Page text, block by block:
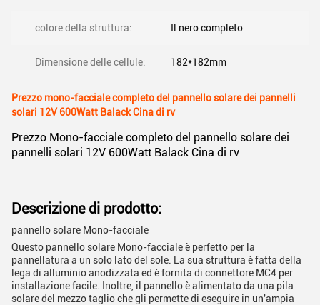
colore della struttura: Il nero completo
Dimensione delle cellule: 182*182mm
Prezzo mono-facciale completo del pannello solare dei pannelli
solari 12V 600Watt Balack Cina di rv
Prezzo Mono-facciale completo del pannello solare dei
pannelli solari 12V 600Watt Balack Cina di rv
Descrizione di prodotto:
pannello solare Mono-facciale
Questo pannello solare Mono-facciale è perfetto per la
pannellatura a un solo lato del sole. La sua struttura è fatta della
lega di alluminio anodizzata ed è fornita di connettore MC4 per
installazione facile. Inoltre, il pannello è alimentato da una pila
solare del mezzo taglio che gli permette di eseguire in un'ampia